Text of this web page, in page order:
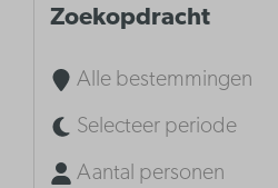
Zoekopdracht
Alle bestemmingen
Selecteer periode
Aantal personen